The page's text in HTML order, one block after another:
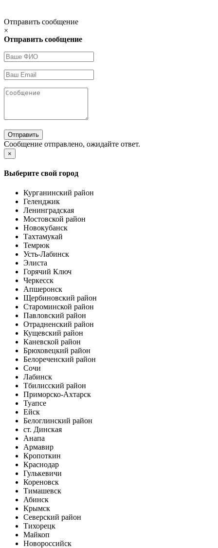
Отправить сообщение
×
Отправить сообщение
Отправить
Сообщение отправлено, ожидайте ответ.
×
Выберите свой город
Курганинский район
Геленджик
Ленинградская
Мостовской район
Новокубанск
Тахтамукай
Темрюк
Усть-Лабинск
Элиста
Горячий Ключ
Черкесск
Апшеронск
Щербиновский район
Староминской район
Павловский район
Отрадненский район
Кущевский район
Каневской район
Брюховецкий район
Белореченский район
Сочи
Лабинск
Тбилисский район
Приморско-Ахтарск
Туапсе
Ейск
Белоглинский район
ст. Динская
Анапа
Армавир
Кропоткин
Краснодар
Гулькевичи
Кореновск
Тимашевск
Абинск
Крымск
Северский район
Тихорецк
Майкоп
Новороссийск